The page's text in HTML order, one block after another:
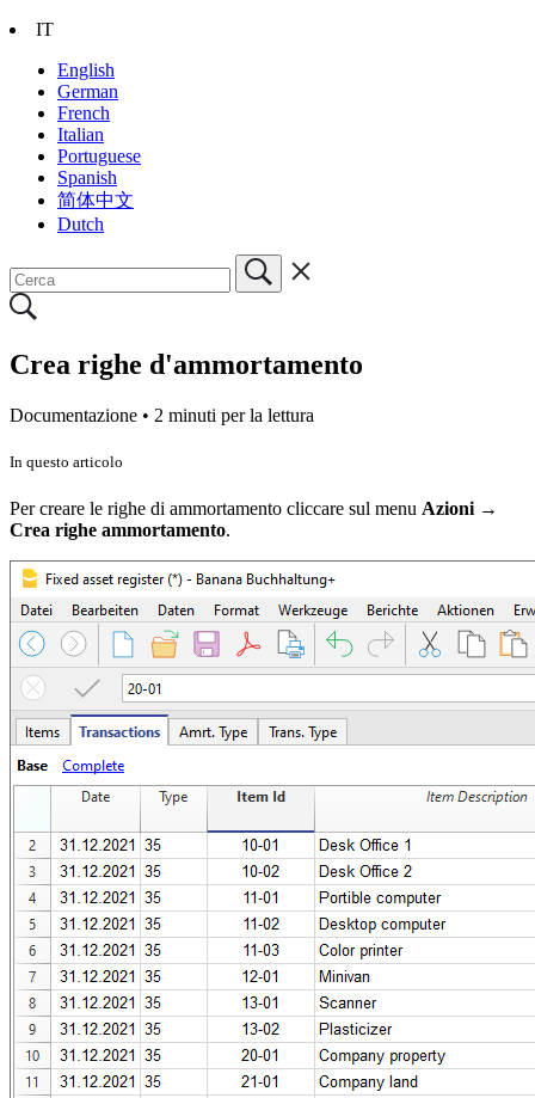
IT
English
German
French
Italian
Portuguese
Spanish
简体中文
Dutch
Crea righe d'ammortamento
Documentazione • 2 minuti per la lettura
In questo articolo
Per creare le righe di ammortamento cliccare sul menu Azioni →
Crea righe ammortamento.